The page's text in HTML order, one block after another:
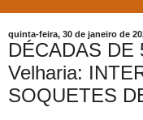
quinta-feira, 30 de janeiro de
DÉCADAS DE
Velharia:
SOQUETES